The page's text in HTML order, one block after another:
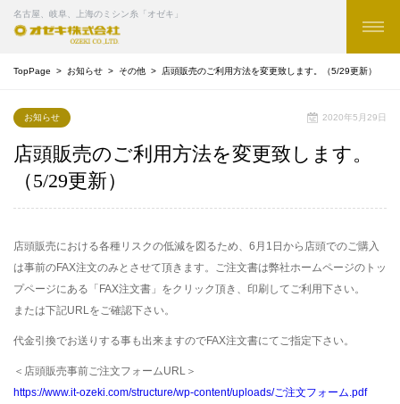
名古屋、岐阜、上海のミシン糸「オゼキ」
TopPage お知らせ その他 店頭販売のご利用方法を変更致します。（5/29更新）
お知らせ 2020年5月29日
店頭販売のご利用方法を変更致します。
（5/29更新）
店頭販売における各種リスクの低減を図るため、6月1日から店頭でのご購入
は事前のFAX注文のみとさせて頂きます。ご注文書は弊社ホームページのトッ
プページにある「FAX注文書」をクリック頂き、印刷してご利用下さい。
または下記URLをご確認下さい。
代金引換でお送りする事も出来ますのでFAX注文書にてご指定下さい。
＜店頭販売事前ご注文フォームURL＞
https://www.it-ozeki.com/structure/wp-content/uploads/ご注文フォーム.pdf